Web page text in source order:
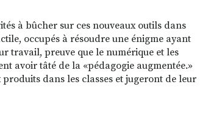
à bûcher sur ces nouveaux outils dans
occupés à résoudre une énigme ayant
travail, preuve que le numérique et les
avoir tâté de la «pédagogie augmentée.»
dans les classes et jugeront de leur